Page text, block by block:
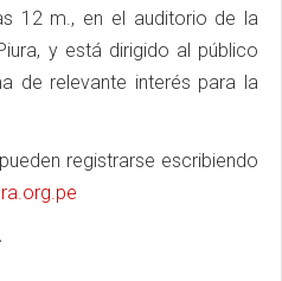
12 m., en el auditorio de la
y está dirigido al público
de relevante interés para la
registrarse escribiendo